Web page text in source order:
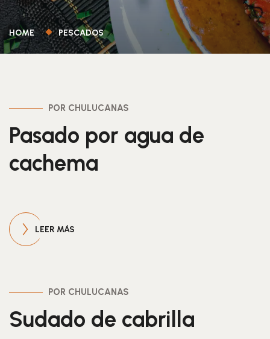
HOME PESCADOS
POR CHULUCANAS
Pasado por agua de
cachema
LEER MÁS
POR CHULUCANAS
Sudado de cabrilla